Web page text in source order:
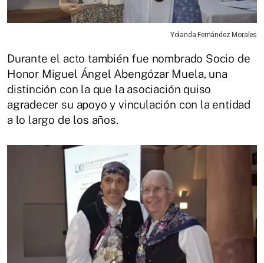
Yolanda Fernández Morales
Durante el acto también fue nombrado Socio de
Honor Miguel Ángel Abengózar Muela, una
distinción con la que la asociación quiso
agradecer su apoyo y vinculación con la entidad
a lo largo de los años.